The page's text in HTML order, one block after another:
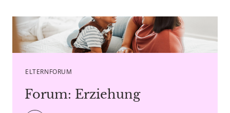
Caption K Abrahams - Copyright agency stock.adobe.com
ELTERNFORUM
Forum: Erziehung